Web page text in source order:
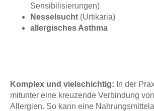
Sensibilisierungen)
Nesselsucht (Urtikaria)
allergisches Asthma
Komplex und vielschichtig: In der
mitunter eine kreuzende Verbindung
Allergien. So kann eine